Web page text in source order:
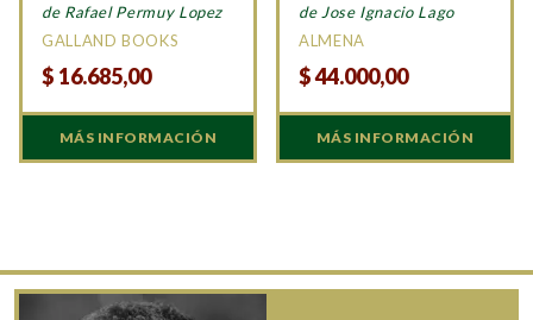
de Rafael Permuy Lopez
GALLAND BOOKS
$ 16.685,00
MÁS INFORMACIÓN
de Jose Ignacio Lago
ALMENA
$44.000,00
MÁS INFORMACIÓN